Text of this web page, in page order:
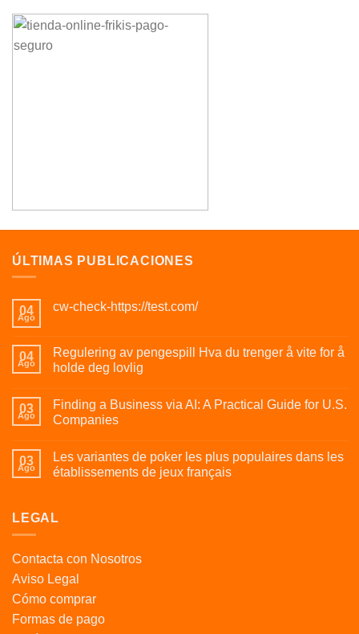
ÚLTIMAS PUBLICACIONES
04
Ago
cw-check-https://test.com/
04
Ago
Regulering av pengespill Hva du trenger å vite for å
holde deg lovlig
03
Ago
Finding a Business via AI: A Practical Guide for U.S.
Companies
03
Ago
Les variantes de poker les plus populaires dans les
établissements de jeux français
LEGAL
Contacta con Nosotros
Aviso Legal
Cómo comprar
Formas de pago